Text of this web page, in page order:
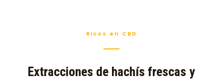
Ricos en CBD
Extracciones de hachís frescas y